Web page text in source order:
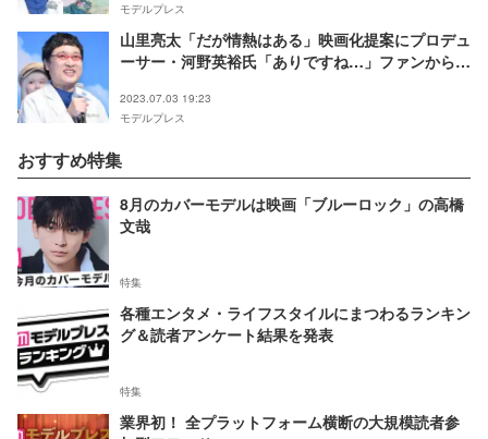
モデルプレス
山里亮太「だが情熱はある」映画化提案にプロデュ
ーサー・河野英裕氏「ありですね…」ファンからも
2023.07.03 19:23
モデルプレス
おすすめ特集
8月のカバーモデルは映画「ブルーロック」の高橋
文哉
特集
各種エンタメ・ライフスタイルにまつわるランキン
グ＆読者アンケート結果を発表
特集
業界初！ 全プラットフォーム横断の大規模読者参